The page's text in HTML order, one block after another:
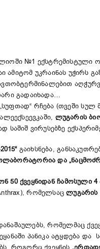
№1 ექსტრემისტული
ამიტომ უკრაინას უჭირს
გადაიხადა…
რჩება (თვეში სულ
ალეექსეევკაში, ლუგარის
საშიშ ვირუსებზე
გაიხსნება,
ლაბორატორია და„
50ქვეყნიდან ჩამოსული4
რომელსაცლუგარის
რომელმაც
პანიკა ატყდება